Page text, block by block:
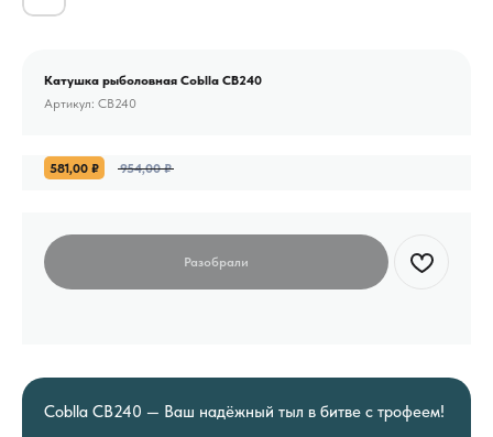
Катушка рыболовная Coblla CB240
Артикул: CB240
581,00 ₽ 954,00 ₽
Coblla CB240 — Ваш надёжный тыл в битве с трофеем!